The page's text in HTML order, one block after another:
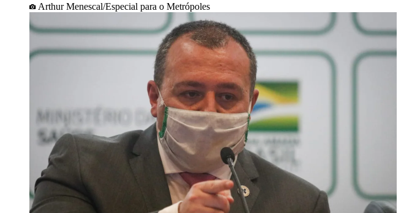
Arthur Menescal/Especial para o Metrópoles